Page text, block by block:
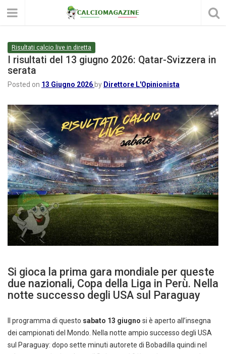
Risultati calcio live in diretta
I risultati del 13 giugno 2026: Qatar-Svizzera in
serata
Posted on 13 Giugno 2026 by Direttore L'Opinionista
Si gioca la prima gara mondiale per queste
due nazionali, Copa della Liga in Perù. Nella
notte successo degli USA sul Paraguay
Il programma di questo sabato 13 giugno si è aperto all’insegna
dei campionati del Mondo. Nella notte ampio successo degli USA
sul Paraguay: dopo sette minuti autorete di Bobadilla quindi nel